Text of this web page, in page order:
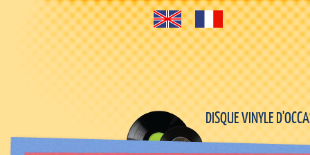
DISQUE VINYLE